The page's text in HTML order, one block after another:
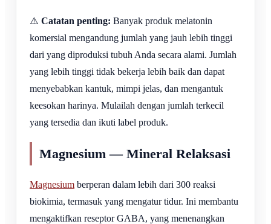
⚠️ Catatan penting: Banyak produk melatonin
komersial mengandung jumlah yang jauh lebih tinggi
dari yang diproduksi tubuh Anda secara alami. Jumlah
yang lebih tinggi tidak bekerja lebih baik dan dapat
menyebabkan kantuk, mimpi jelas, dan mengantuk
keesokan harinya. Mulailah dengan jumlah terkecil
yang tersedia dan ikuti label produk.
Magnesium — Mineral Relaksasi
Magnesium berperan dalam lebih dari 300 reaksi
biokimia, termasuk yang mengatur tidur. Ini membantu
mengaktifkan reseptor GABA, yang menenangkan